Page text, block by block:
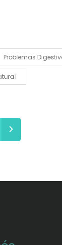
Problemas